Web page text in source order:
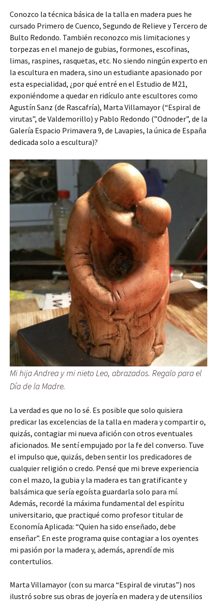
Conozco la técnica básica de la talla en madera pues he
cursado Primero de Cuenco, Segundo de Relieve y Tercero de
Bulto Redondo. También reconozco mis limitaciones y
torpezas en el manejo de gubias, formones, escofinas,
limas, raspines, rasquetas, etc. No siendo ningún experto en
la escultura en madera, sino un estudiante apasionado por
esta especialidad, ¿por qué entré en el Estudio de M21,
exponiéndome a quedar en ridículo ante escultores como
Agustín Sanz (de Rascafría), Marta Villamayor (“Espiral de
virutas”, de Valdemorillo) y Pablo Redondo (”Odnoder”, de la
Galería Espacio Primavera 9, de Lavapies, la única de España
dedicada solo a escultura)?
Mi hija Andrea y mi nieto Leo, abrazados. Regalo para el
Día de la Madre.
La verdad es que no lo sé. Es posible que solo quisiera
predicar las excelencias de la talla en madera y compartir o,
quizás, contagiar mi nueva afición con otros eventuales
aficionados. Me sentí empujado por la fe del converso. Tuve
el impulso que, quizás, deben sentir los predicadores de
cualquier religión o credo. Pensé que mi breve experiencia
con el mazo, la gubia y la madera es tan gratificante y
balsámica que sería egoísta guardarla solo para mí.
Además, recordé la máxima fundamental del espíritu
universitario, que practiqué como profesor titular de
Economía Aplicada: “Quien ha sido enseñado, debe
enseñar”. En este programa quise contagiar a los oyentes
mi pasión por la madera y, además, aprendí de mis
contertulios.
Marta Villamayor (con su marca “Espiral de virutas”) nos
ilustró sobre sus obras de joyería en madera y de utensilios